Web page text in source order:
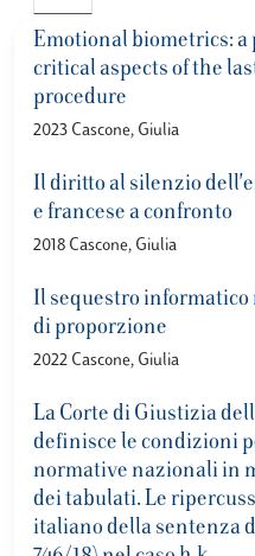
Emotional biometrics:
critical aspects of the
procedure
2023 Cascone, Giulia
Il diritto al silenzio
e francese a confronto
2018 Cascone, Giulia
Il sequestro
di proporzione
2022 Cascone, Giulia
La Corte di Giustizia
definisce le condizioni
normative nazionali in
dei tabulati. Le
italiano della sentenza